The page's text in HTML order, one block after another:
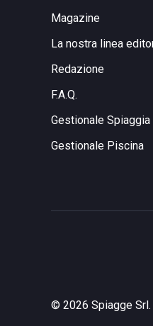
Magazine
La nostra linea
Redazione
F.A.Q.
Gestionale Spiaggia
Gestionale Piscina
© 2026 Spiagge